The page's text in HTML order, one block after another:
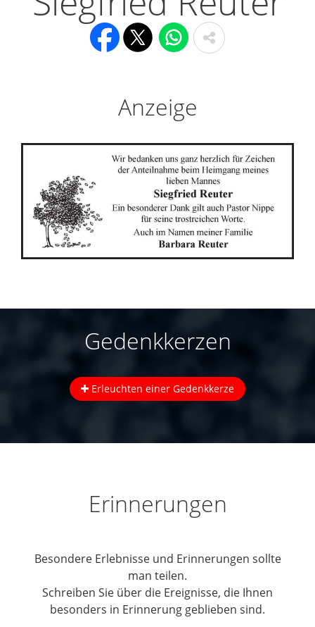
Anzeige
Gedenkkerzen
Erleuchten einer Gedenkkerze
Erinnerungen
Besondere Erlebnisse und Erinnerungen sollte
man teilen.
Schreiben Sie über die Ereignisse, die Ihnen
besonders in Erinnerung geblieben sind.